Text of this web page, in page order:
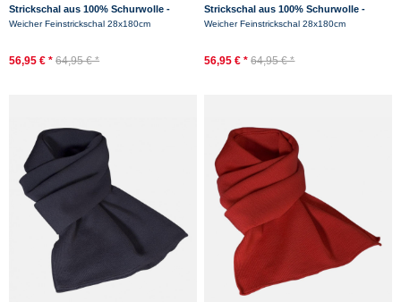
Strickschal aus 100% Schurwolle -
Merino - Schwarz
Weicher Feinstrickschal 28x180cm
56,95 € * 64,95 € *
Strickschal aus 100% Schurwolle -
Merino - Anthrazit
Weicher Feinstrickschal 28x180cm
56,95 € * 64,95 € *